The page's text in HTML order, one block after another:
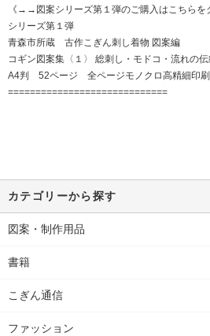
《→→図案シリーズ第１弾のご購入はこちらを
シリーズ第１弾
青森市所蔵 古作こぎん刺し着物 図案編
コギン図案集〈１〉 総刺し・モドコ・流れの
A4判 52ページ 全ページモノクロ高精細印刷
=============================
カテゴリーから探す
図案・制作用品
書籍
こぎん通信
ファッション